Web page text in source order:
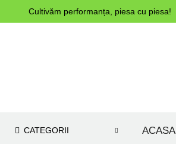
Cultivăm performanța, piesa cu piesa!
CATEGORII ACASA